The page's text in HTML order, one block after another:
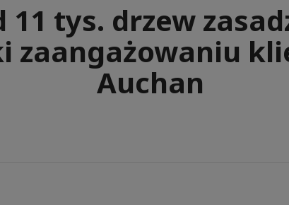
11 tys. drzew
zaangażowaniu
Auchan